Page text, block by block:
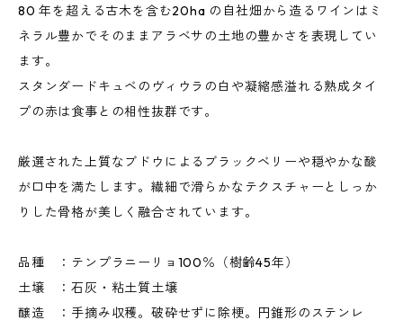
80 年を超える古木を含む20ha の自社畑から造るワインはミ
ネラル豊かでそのままアラベサの土地の豊かさを表現してい
ます。
スタンダードキュベのヴィウラの白や凝縮感溢れる熟成タイ
プの赤は食事との相性抜群です。
厳選された上質なブドウによるブラックベリーや穏やかな酸
が口中を満たします。繊細で滑らかなテクスチャーとしっか
りした骨格が美しく融合されています。
品種 ：テンプラニーリョ100％（樹齢45年）
土壌 ：石灰・粘土質土壌
醸造 ：手摘み収穫。破砕せずに除梗。円錐形のステンレ